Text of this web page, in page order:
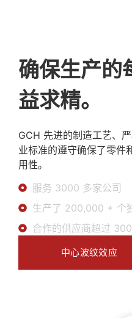
确保生产的
益求精。
GCH 先进的制造工艺、
业标准的遵守确保了零件
用性。
服务 3000 多家公司
生产了 200,000 + 个
合作的供应商超过
中心波纹效应